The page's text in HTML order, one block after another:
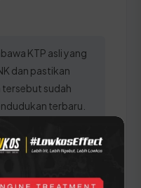
KTP asli yang
dan pastikan
sudah
terbaru.